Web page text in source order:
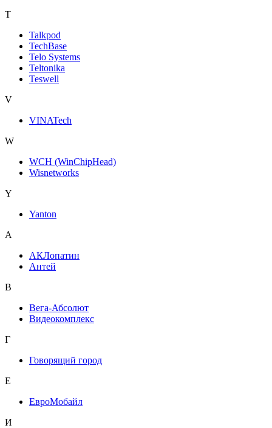
T
Talkpod
TechBase
Telo Systems
Teltonika
Teswell
V
VINATech
W
WCH (WinChipHead)
Wisnetworks
Y
Yanton
А
АКЛопатин
Антей
В
Вега-Абсолют
Видеокомплекс
Г
Говорящий город
Е
ЕвроМобайл
И